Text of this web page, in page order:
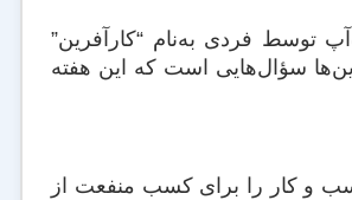
توسط فردی به‌نام “کارآفرین”
سؤال‌هایی است که این هفته
و کار را برای کسب منفعت از